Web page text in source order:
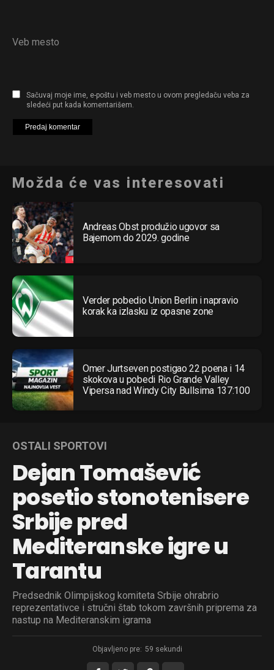
Veb mesto
Sačuvaj moje ime, e-poštu i veb mesto u ovom pregledaču veba za
sledeći put kada komentarišem.
Možda će vas interesovati
Andreas Obst produžio ugovor sa
Bajernom do 2029. godine
Verder pobedio Union Berlin i napravio
korak ka izlasku iz opasne zone
Omer Jurtseven postigao 22 poena i 14
skokova u pobedi Rio Grande Valley
Vipersa nad Windy City Bullsima 137:100
OSTALI SPORTOVI
Dejan Tomašević
posetio stonotenisere
Srbije pred
Mediteranske igre u
Tarantu
Predsednik Olimpijskog komiteta Srbije ohrabrio
reprezentativce i stručni štab tokom završnih priprema za
nastup na Mediteranskim igrama
Objavljeno pre: 59 sekundi